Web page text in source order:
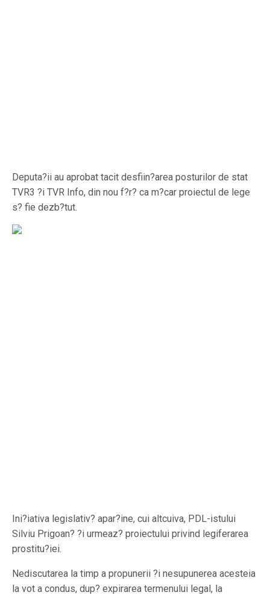
Deputa?ii au aprobat tacit desfiin?area posturilor de stat
TVR3 ?i TVR Info, din nou f?r? ca m?car proiectul de lege
s? fie dezb?tut.
Ini?iativa legislativ? apar?ine, cui altcuiva, PDL-istului
Silviu Prigoan? ?i urmeaz? proiectului privind legiferarea
prostitu?iei.
Nediscutarea la timp a propunerii ?i nesupunerea acesteia
la vot a condus, dup? expirarea termenului legal, la